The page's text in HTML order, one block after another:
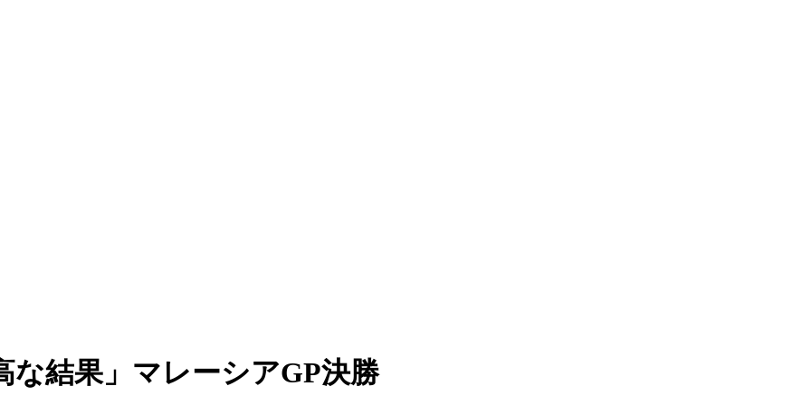
結果」マレーシアGP決勝